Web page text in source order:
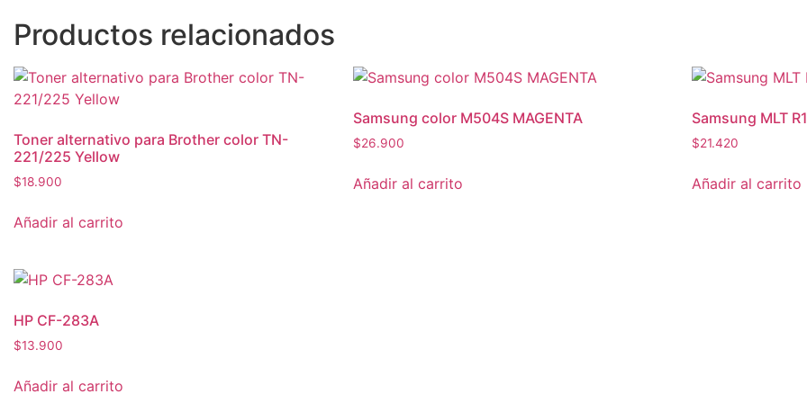
Productos relacionados
Toner alternativo para Brother color TN-
221/225 Yellow
$18.900
Añadir al carrito
Samsung color M504S MAGENTA
$26.900
Añadir al carrito
Samsung MLT
$21.420
Añadir al carrito
HP CF-283A
$13.900
Añadir al carrito